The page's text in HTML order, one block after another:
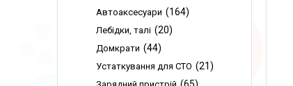
Автоаксесуари 164
Лебідки, талі 20
Домкрати 44
Устаткування для СТО 21